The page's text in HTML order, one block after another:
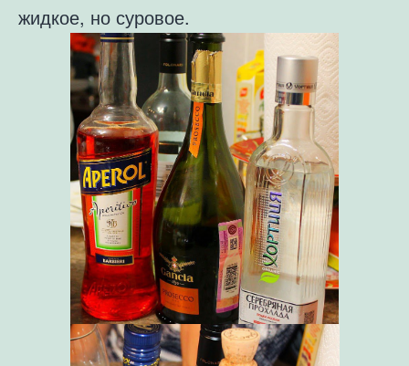
жидкое, но суровое.